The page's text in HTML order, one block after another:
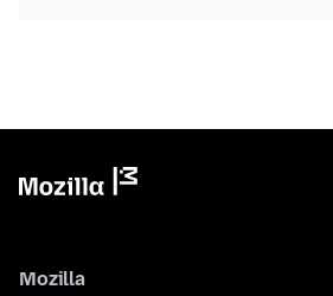
Mozilla